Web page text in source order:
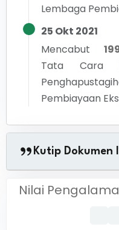
Lembaga
25 Okt 2021
Mencabut
Tata Cara
Pembiayaan
Kutip Dokumen
Nilai